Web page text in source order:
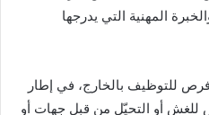
المهنية التي يدرجها
للتوظيف بالخارج، في إطار
للغش أو التحيّل من قبل جهات أو